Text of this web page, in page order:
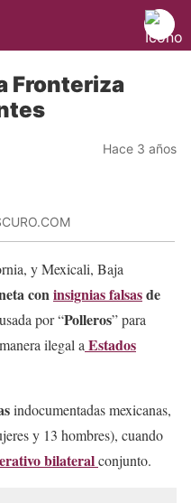
Fronteriza
Hace 3 años
y Mexicali, Baja
coninsignias falsasde
por “Polleros” para
ilegal a Estados
indocumentadas mexicanas,
y 13 hombres), cuando
bilateralconjunto.